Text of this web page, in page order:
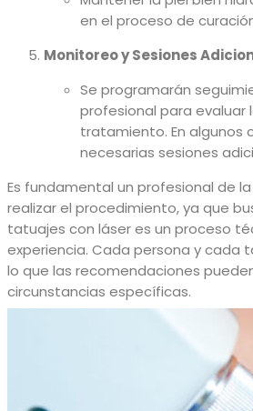
en el proceso de
Monitoreo y Sesiones
Se programarán
profesional para evaluar
tratamiento. En algunos
necesarias sesiones
Es fundamental un profesional de
realizar el procedimiento, ya que
tatuajes con láser es un proceso
experiencia. Cada persona y cada
lo que las recomendaciones
circunstancias específicas.